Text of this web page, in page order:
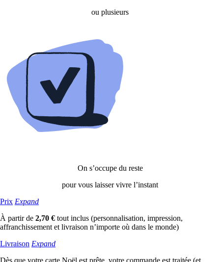
ou plusieurs
On s’occupe du reste
pour vous laisser vivre l’instant
Prix Expand
À partir de 2,70 € tout inclus (personnalisation, impression,
affranchissement et livraison n’importe où dans le monde)
Livraison Expand
Dès que votre carte Noël est prête, votre commande est traitée (et